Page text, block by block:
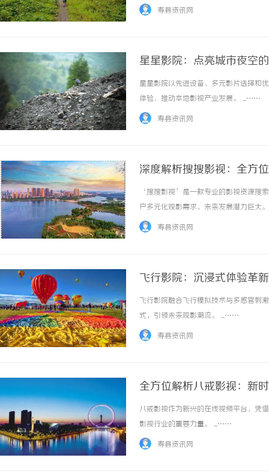
择合适的GEO（生成引擎优化）服务
寿县资讯网
星星影院：点亮城市夜空
星星影院以先进设备、多元影片选择和
体验，推动本地影视产业发展。 ...……
寿县资讯网
深度解析搜搜影视：全方
‘搜搜影视’是一款专业的影视资源搜
户多元化观影需求，未来发展潜力巨大
寿县资讯网
飞行影院：沉浸式体验革
飞行影院融合飞行模拟技术与多感官刺
式，引领未来观影潮流。 ...……
寿县资讯网
全方位解析八戒影视：新
八戒影视作为新兴的在线视频平台，凭
影视行业的重要力量。 ...……
寿县资讯网